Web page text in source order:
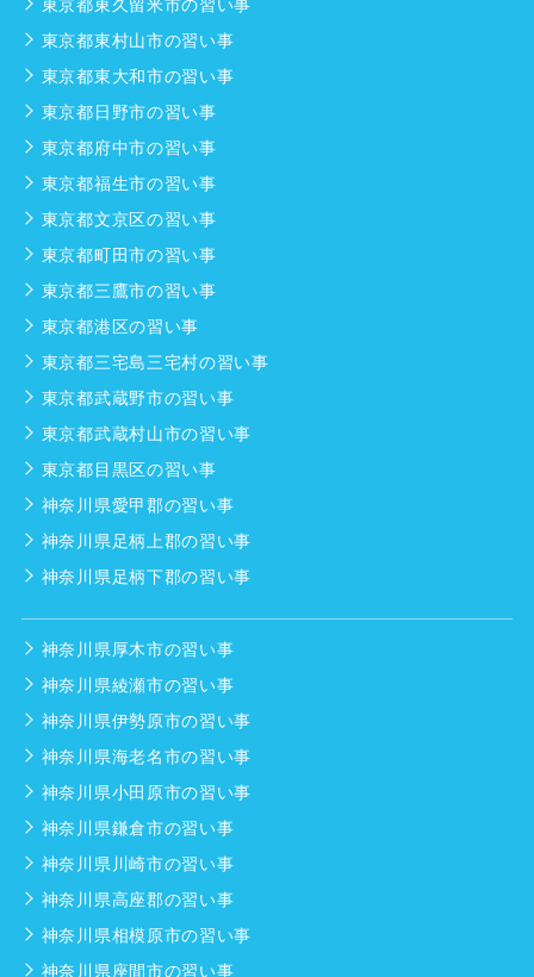
東京都東久留米市の習い事
東京都東村山市の習い事
東京都東大和市の習い事
東京都日野市の習い事
東京都府中市の習い事
東京都福生市の習い事
東京都文京区の習い事
東京都町田市の習い事
東京都三鷹市の習い事
東京都港区の習い事
東京都三宅島三宅村の習い事
東京都武蔵野市の習い事
東京都武蔵村山市の習い事
東京都目黒区の習い事
神奈川県愛甲郡の習い事
神奈川県足柄上郡の習い事
神奈川県足柄下郡の習い事
神奈川県厚木市の習い事
神奈川県綾瀬市の習い事
神奈川県伊勢原市の習い事
神奈川県海老名市の習い事
神奈川県小田原市の習い事
神奈川県鎌倉市の習い事
神奈川県川崎市の習い事
神奈川県高座郡の習い事
神奈川県相模原市の習い事
神奈川県座間市の習い事